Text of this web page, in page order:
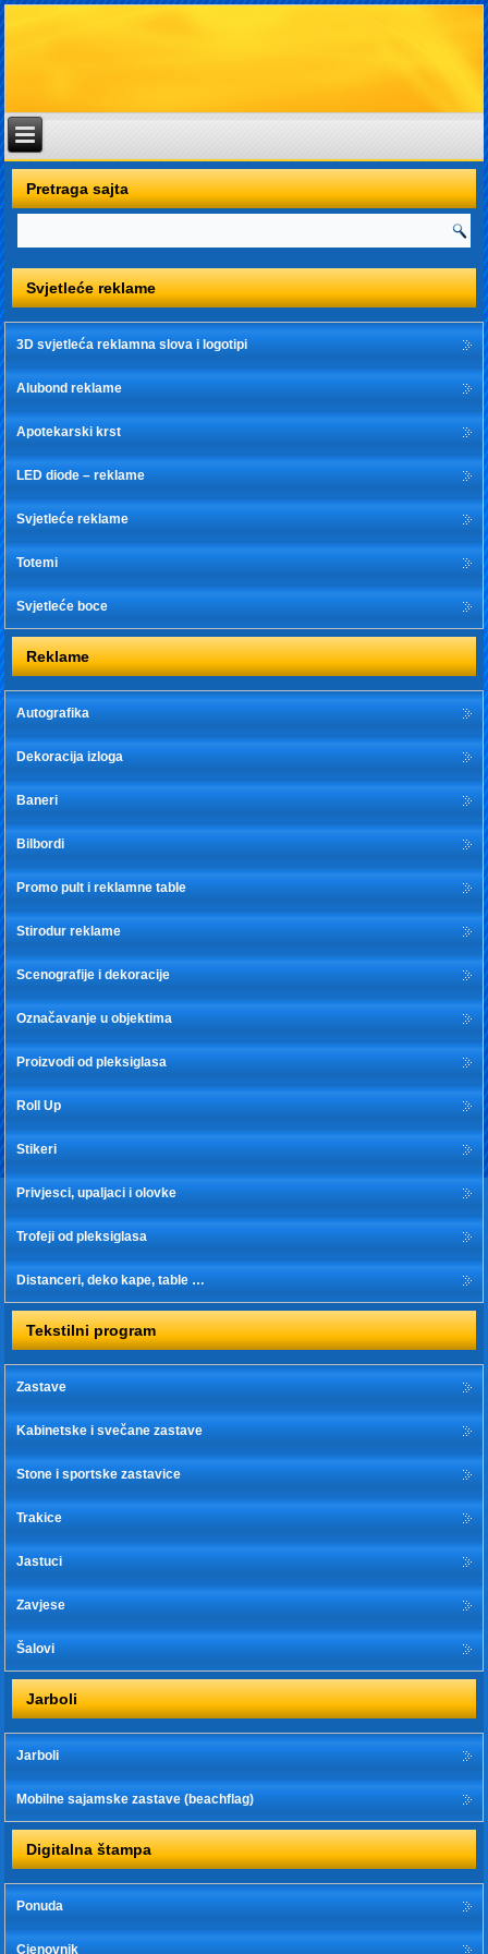
Pretraga sajta
Svjetleće reklame
3D svjetleća reklamna slova i logotipi
Alubond reklame
Apotekarski krst
LED diode – reklame
Svjetleće reklame
Totemi
Svjetleće boce
Reklame
Autografika
Dekoracija izloga
Baneri
Bilbordi
Promo pult i reklamne table
Stirodur reklame
Scenografije i dekoracije
Označavanje u objektima
Proizvodi od pleksiglasa
Roll Up
Stikeri
Privjesci, upaljaci i olovke
Trofeji od pleksiglasa
Distanceri, deko kape, table …
Tekstilni program
Zastave
Kabinetske i svečane zastave
Stone i sportske zastavice
Trakice
Jastuci
Zavjese
Šalovi
Jarboli
Jarboli
Mobilne sajamske zastave (beachflag)
Digitalna štampa
Ponuda
Cjenovnik